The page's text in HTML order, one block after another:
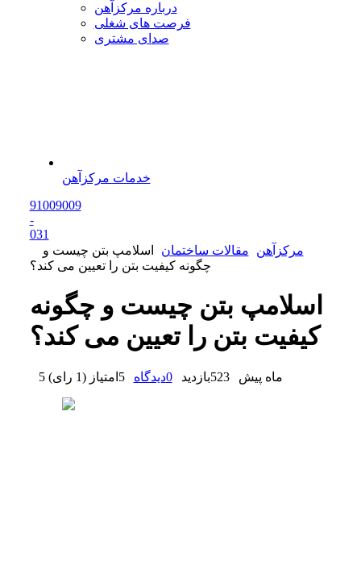
درباره مرکزآهن
فرصت های شغلی
صدای مشتری
خدمات مرکزآهن
91009009
-
031
مرکزآهن
مقالات ساختمان
اسلامپ بتن چیست و
چگونه کیفیت بتن را تعیین می کند؟
اسلامپ بتن چیست و چگونه
کیفیت بتن را تعیین می کند؟
5 ماه پیش 523بازدید 0دیدگاه 5 امتیاز (1 رای )